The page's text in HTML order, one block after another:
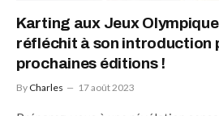
Karting aux Jeux
réfléchit à son introduction
prochaines éditions !
By Charles 17 août 2023